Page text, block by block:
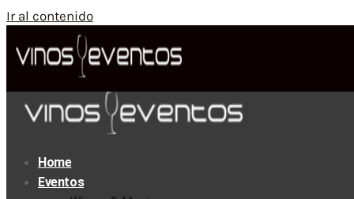
Ir al contenido
Home
Eventos